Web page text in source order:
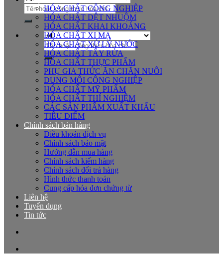
Tìm
kiếm:
Tìm
kiếm:
HÓA CHẤT CÔNG NGHIỆP
HÓA CHẤT DỆT NHUỘM
HÓA CHẤT KHAI KHOÁNG
HÓA CHẤT XI MẠ
HÓA CHẤT XỬ LÝ NƯỚC
HÓA CHẤT TẨY RỬA
HÓA CHẤT THỰC PHẨM
PHỤ GIA THỨC ĂN CHĂN NUÔI
DUNG MÔI CÔNG NGHIỆP
HÓA CHẤT MỸ PHẨM
HÓA CHẤT THÍ NGHIỆM
CÁC SẢN PHẨM XUẤT KHẨU
TIÊU ĐIỂM
Chính sách bán hàng
Điều khoản dịch vụ
Chính sách bảo mật
Hướng dẫn mua hàng
Chính sách kiểm hàng
Chính sách đổi trả hàng
Hình thức thanh toán
Cung cấp hóa đơn chứng từ
Liên hệ
Tuyển dụng
Tin tức